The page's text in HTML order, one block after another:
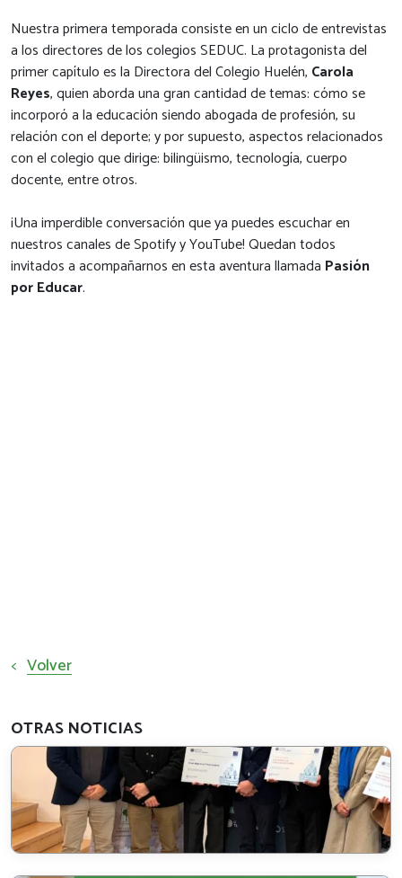
Nuestra primera temporada consiste en un ciclo de entrevistas
a los directores de los colegios SEDUC. La protagonista del
primer capítulo es la Directora del Colegio Huelén, Carola
Reyes, quien aborda una gran cantidad de temas: cómo se
incorporó a la educación siendo abogada de profesión, su
relación con el deporte; y por supuesto, aspectos relacionados
con el colegio que dirige: bilingüismo, tecnología, cuerpo
docente, entre otros.
¡Una imperdible conversación que ya puedes escuchar en
nuestros canales de Spotify y YouTube! Quedan todos
invitados a acompañarnos en esta aventura llamada Pasión
por Educar.
< Volver
OTRAS NOTICIAS